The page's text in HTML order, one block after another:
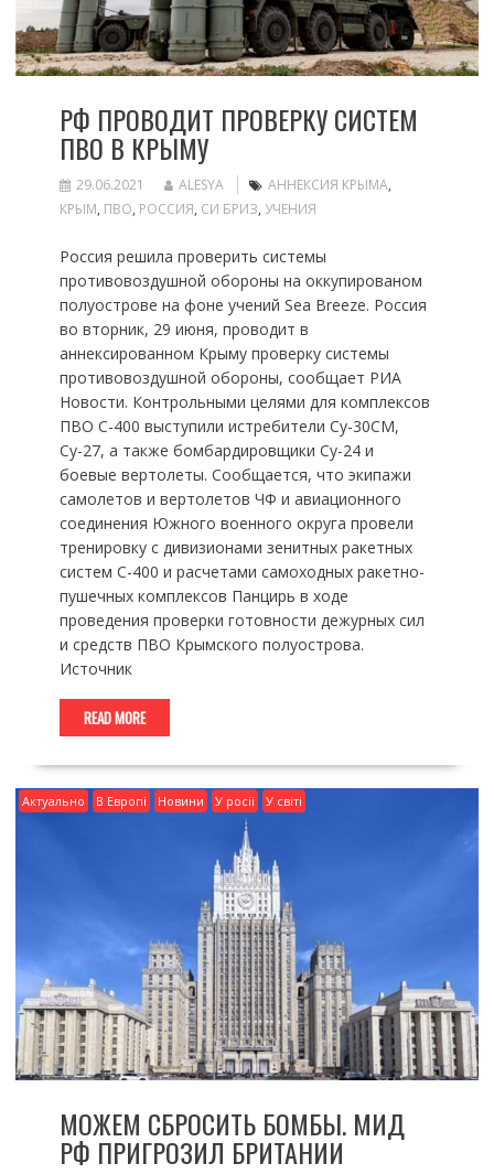
РФ ПРОВОДИТ ПРОВЕРКУ СИСТЕМ
ПВО В КРЫМУ
29.06.2021 ALESYA АННЕКСИЯ КРЫМА,
КРЫМ, ПВО, РОССИЯ, СИ БРИЗ, УЧЕНИЯ
Россия решила проверить системы
противовоздушной обороны на оккупированом
полуострове на фоне учений Sea Breeze. Россия
во вторник, 29 июня, проводит в
аннексированном Крыму проверку системы
противовоздушной обороны, сообщает РИА
Новости. Контрольными целями для комплексов
ПВО С-400 выступили истребители Су-30СМ,
Су-27, а также бомбардировщики Су-24 и
боевые вертолеты. Сообщается, что экипажи
самолетов и вертолетов ЧФ и авиационного
соединения Южного военного округа провели
тренировку с дивизионами зенитных ракетных
систем С-400 и расчетами самоходных ракетно-
пушечных комплексов Панцирь в ходе
проведения проверки готовности дежурных сил
и средств ПВО Крымского полуострова.
Источник
READ MORE
Актуально В Европі Новини У росії У світі
МОЖЕМ СБРОСИТЬ БОМБЫ. МИД
РФ ПРИГРОЗИЛ БРИТАНИИ